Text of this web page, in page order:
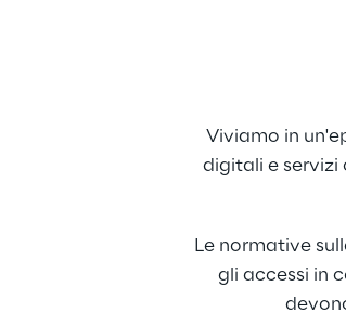
Viviamo in
digitali e servizi
Le normative
gli accessi in